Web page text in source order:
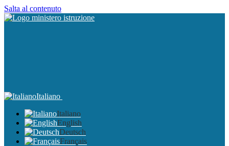
Salta al contenuto
Italiano
Italiano
English
Deutsch
Français